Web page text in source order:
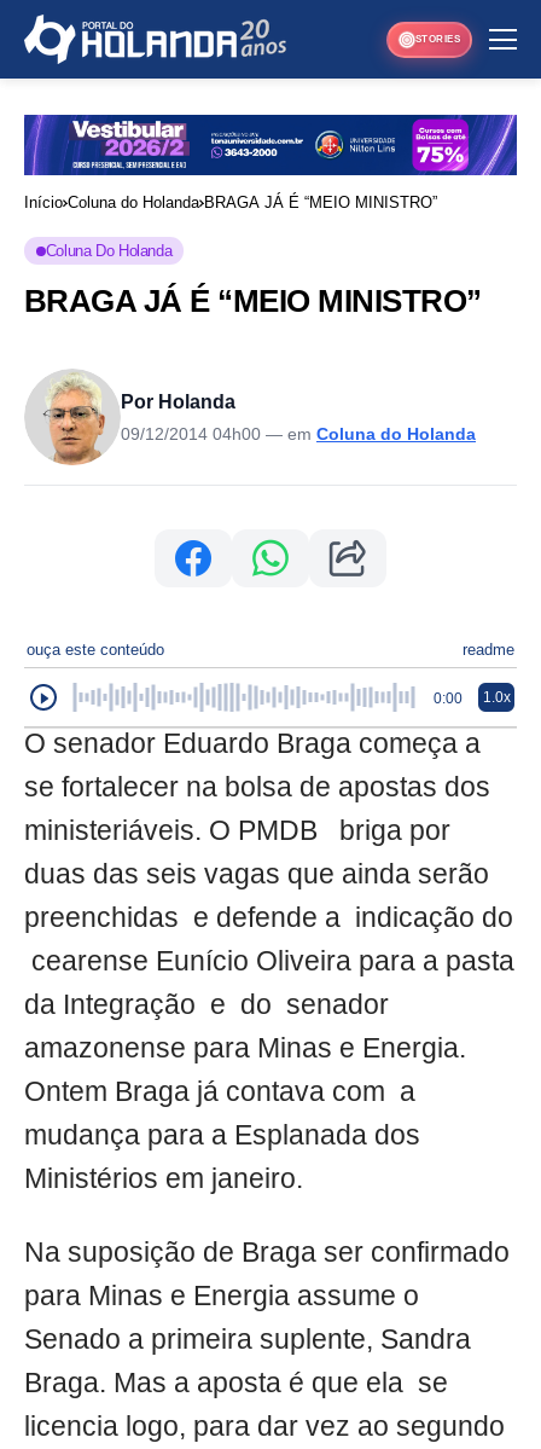
STORIES
Início Coluna do Holanda BRAGA JÁ É “MEIO MINISTRO”
Coluna Do Holanda
BRAGA JÁ É “MEIO MINISTRO”
Por Holanda
09/12/2014 04h00 — em Coluna do Holanda
ouça este conteúdo readme
0:00 1.0x
O senador Eduardo Braga começa a
se fortalecer na bolsa de apostas dos
ministeriáveis. O PMDB briga por
duas das seis vagas que ainda serão
preenchidas e defende a indicação do
cearense Eunício Oliveira para a pasta
da Integração e do senador
amazonense para Minas e Energia.
Ontem Braga já contava com a
mudança para a Esplanada dos
Ministérios em janeiro.
Na suposição de Braga ser confirmado
para Minas e Energia assume o
Senado a primeira suplente, Sandra
Braga. Mas a aposta é que ela se
licencia logo, para dar vez ao segundo